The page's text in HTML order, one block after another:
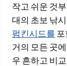
작고 쉬운 것
대의 초보 낚
펌킨시드를
거의 모든 곳
우 흔하고 비